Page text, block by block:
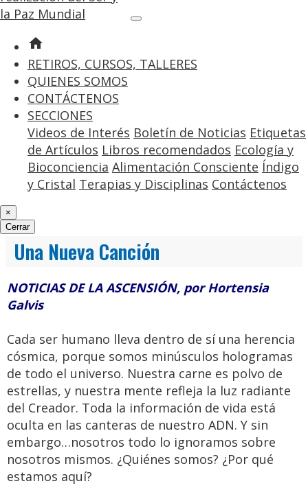
home
RETIROS, CURSOS, TALLERES
QUIENES SOMOS
CONTÁCTENOS
SECCIONES
Videos de Interés Boletín de Noticias Etiquetas
de Artículos Libros recomendados Ecología y
Bioconciencia Alimentación Consciente Índigo
y Cristal Terapias y Disciplinas Contáctenos
×
Cerrar
Una Nueva Canción
NOTICIAS DE LA ASCENSIÓN, por Hortensia
Galvis
Cada ser humano lleva dentro de sí una herencia
cósmica, porque somos minúsculos hologramas
de todo el universo. Nuestra carne es polvo de
estrellas, y nuestra mente refleja la luz radiante
del Creador. Toda la información de vida está
oculta en las canteras de nuestro ADN. Y sin
embargo…nosotros todo lo ignoramos sobre
nosotros mismos. ¿Quiénes somos? ¿Por qué
estamos aquí?